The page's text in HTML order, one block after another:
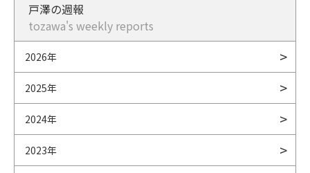
戸澤の週報
tozawa's weekly reports
2026年
2025年
2024年
2023年